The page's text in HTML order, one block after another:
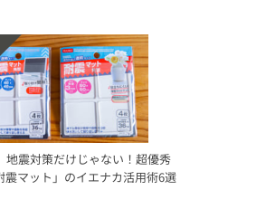
地震対策だけじゃない！超優秀
震マット」のイエナカ活用術6選